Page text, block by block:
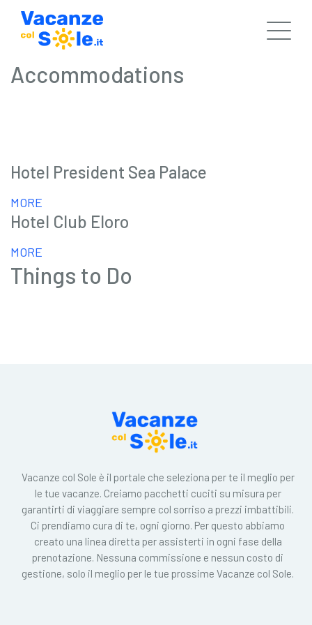
Accommodations
Hotel President Sea Palace
MORE
Hotel Club Eloro
MORE
Things to Do
Vacanze col Sole è il portale che seleziona per te il meglio per
le tue vacanze. Creiamo pacchetti cuciti su misura per
garantirti di viaggiare sempre col sorriso a prezzi imbattibili.
Ci prendiamo cura di te, ogni giorno. Per questo abbiamo
creato una linea diretta per assisterti in ogni fase della
prenotazione. Nessuna commissione e nessun costo di
gestione, solo il meglio per le tue prossime Vacanze col Sole.